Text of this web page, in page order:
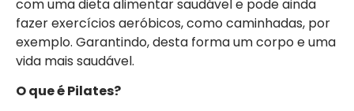
com uma dieta alimentar saudável e pode ainda
fazer exercícios aeróbicos, como caminhadas, por
exemplo. Garantindo, desta forma um corpo e uma
vida mais saudável.
O que é Pilates?